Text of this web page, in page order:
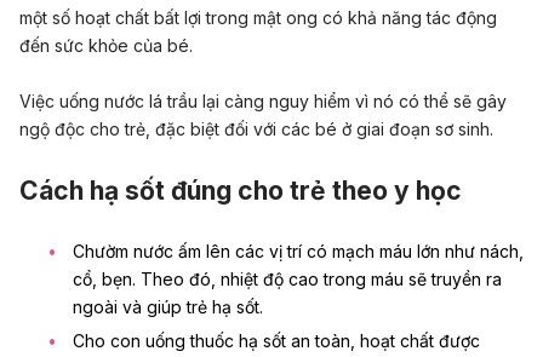
một số hoạt chất bất lợi trong mật ong có khả năng tác động
đến sức khỏe của bé.
Việc uống nước lá trầu lại càng nguy hiểm vì nó có thể sẽ gây
ngộ độc cho trẻ, đặc biệt đối với các bé ở giai đoạn sơ sinh.
Cách hạ sốt đúng cho trẻ theo y học
Chườm nước ấm lên các vị trí có mạch máu lớn như nách,
cổ, bẹn. Theo đó, nhiệt độ cao trong máu sẽ truyền ra
ngoài và giúp trẻ hạ sốt.
Cho con uống thuốc hạ sốt an toàn, hoạt chất được